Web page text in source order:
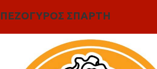
ΠΕΖΟΓΥΡΟΣ ΣΠΑΡΤΗ